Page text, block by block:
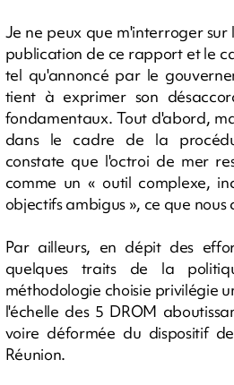
Je ne peux que m'interroger
publication de ce rapport et le
tel qu'annoncé par le
tient à exprimer son
fondamentaux. Tout d'abord,
dans le cadre de la
constate que l'octroi de mer
comme un « outil complexe,
objectifs ambigus », ce que nous
Par ailleurs, en dépit des
quelques traits de la
méthodologie choisie privilégie
l'échelle des 5 DROM
voire déformée du dispositif
Réunion.